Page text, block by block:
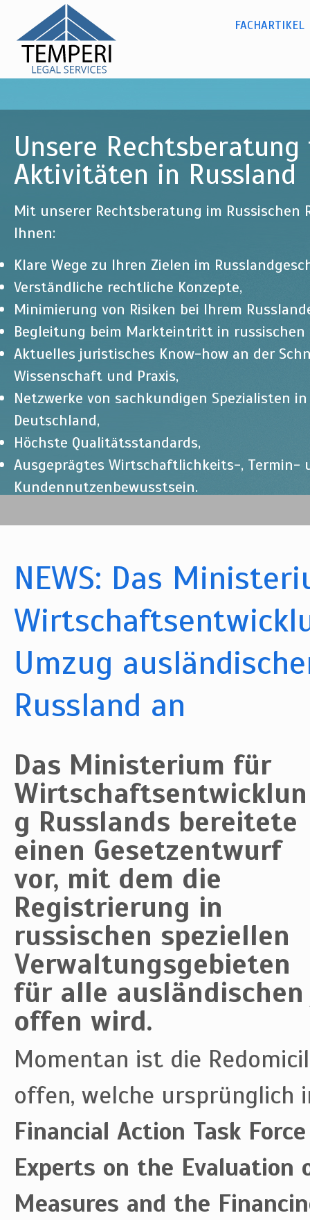
Dr. Olga
Kylina -
temperi
legal
services
Russisches Recht
HauptmenüFACHARTIKEL
Unsere
Aktivitäten in Russland
Mit unserer Rechtsberatung im Russischen
Ihnen:
Klare Wege zu Ihren Zielen im
Verständliche rechtliche Konzepte,
Minimierung von Risiken bei Ihrem
Begleitung beim Markteintritt in russischen
Aktuelles juristisches Know-how an der
Wissenschaft und Praxis,
Netzwerke von sachkundigen Spezialisten
Deutschland,
Höchste Qualitätsstandards,
Ausgeprägtes Wirtschaftlichkeits-, Termin-
Kundennutzenbewusstsein.
NEWS: Das
Umzug
Russland an
Das Ministerium für
Wirtschaftsentwicklun
g Russlands bereitete
einen Gesetzentwurf
vor, mit dem die
Registrierung in
russischen speziellen
Verwaltungsgebieten
für alle
offen wird.
Momentan ist die
offen, welche
Financial Action Task Force
Experts on the
Measures and the